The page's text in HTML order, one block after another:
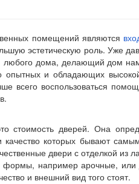
помещений являются
эстетическую роль. Уже
дома, делающий дом
и обладающих
всего воспользоваться
стоимость дверей. Она
которых бывают
двери с отделкой
например арочные,
и внешний вид того стоят.